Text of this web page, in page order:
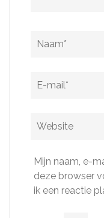
Naam
E-
Website
Mijn naam, e-
deze browser
ik een reactie